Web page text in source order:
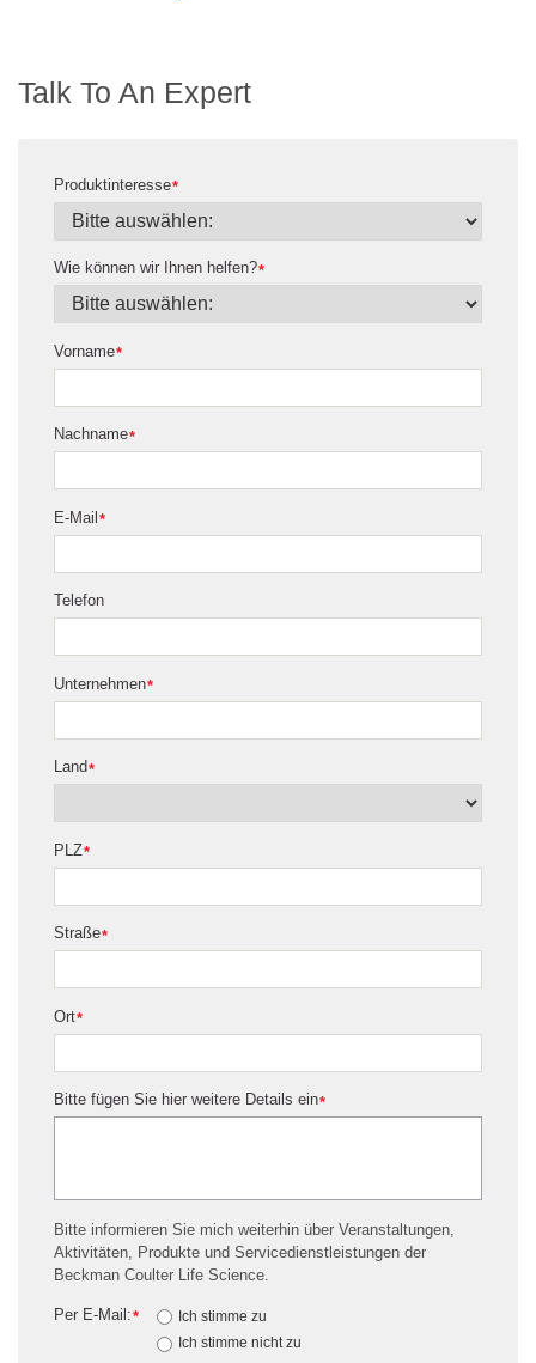
Talk To An Expert
*
Produktinteresse
*
Wie können wir Ihnen helfen?
*
Vorname
*
Nachname
*
E-Mail
Telefon
*
Unternehmen
*
Land
*
PLZ
*
Straße
*
Ort
*
Bitte fügen Sie hier weitere Details ein
Bitte informieren Sie mich weiterhin über Veranstaltungen,
Aktivitäten, Produkte und Servicedienstleistungen der
Beckman Coulter Life Science.
*
Per E-Mail:
Ich stimme zu
Ich stimme nicht zu